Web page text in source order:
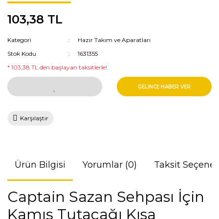
103,38 TL
Kategori
Hazır Takım ve Aparatları
Stok Kodu
1631355
* 103,38 TL den başlayan taksitlerle!
GELİNCE HABER VER
Karşılaştır
Ürün Bilgisi Yorumlar (0) Taksit
Captain Sazan Sehpası İçin
Kamış Tutacağı Kısa
Kamış Yedek Parça
Kamış Makine Setler
Köstek İpleri ve Misinalar
Sazan yemleri
Şortlar
Eldivenler
Kemerler
İçlikler
Çoraplar
Gözlükler
Ölçü Aletleri
Mücadele Kemeri
Olta Kurşunları
Dalgıç Botları ve Eldivenleri
BCD Yelekler
Dalgıç Bıçakları
Dalış Bilgisayarları
Zıpkınlar ve Aksesuarları
Dalış Çantaları